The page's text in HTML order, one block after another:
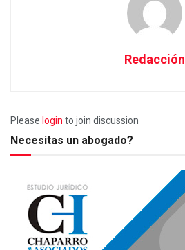
Redacción
Please login to join discussion
Necesitas un abogado?